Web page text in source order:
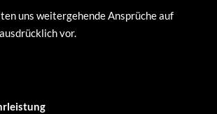
uns weitergehende Ansprüche auf
vor.